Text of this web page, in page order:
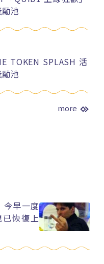
池
TOKEN SPLASH 活
池
more
今早一度
恢復上